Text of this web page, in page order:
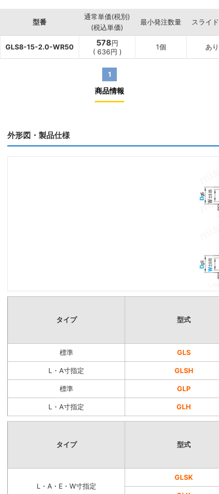
型番
通常単価(税別)
(税込単価)
最小発注数量 スライ
GLS8-15-2.0-WR50 578円
( 636円 )
1個 あり
1
商品情報
外形図・製品仕様
タイプ 型式
標準 GLS
L・A寸指定 GLSH
標準 GLP
L・A寸指定 GLH
タイプ 型式
L・A・E・W寸指定
GLSK